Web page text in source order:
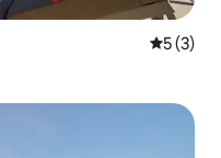
5 de
5 (3)